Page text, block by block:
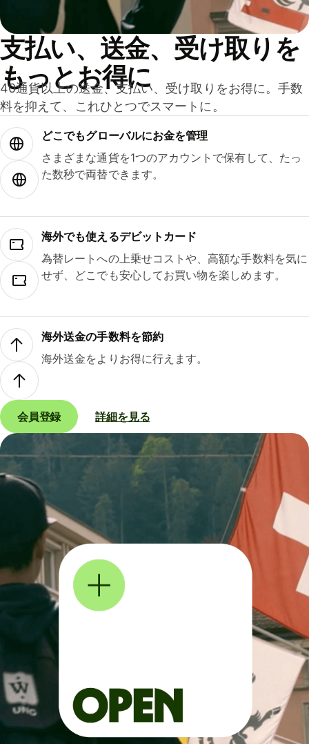
支払い、送金、受け取りを
もっとお得に
40通貨以上の送金、支払い、受け取りをお得に。手数
料を抑えて、これひとつでスマートに。
どこでもグ⁠ロ⁠ー⁠バ⁠ルにお金を管理
さまざまな通貨を1つのアカウントで保有して、たっ
た数秒で両替できます。
海外でも使えるデビットカード
為替レートへの上乗せコストや、高額な手数料を気に
せず、どこでも安心してお買い物を楽しめます。
海外送金の手数料を節約
海外送金をよりお得に行えます。
会員登録 詳細を見る